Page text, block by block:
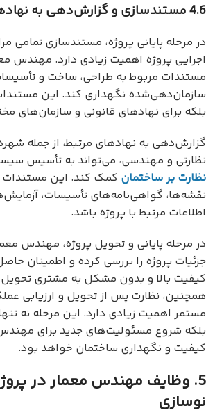
4.6 مستندسازی و گزارش‌دهی به نهادهای مرتبط
در مرحله پایانی پروژه، مستندسازی تمامی
اجرایی پروژه اهمیت زیادی دارد. مهندس
مستندات مربوط به طراحی، ساخت و
سازمان‌دهی‌شده نگهداری کند. این
بلکه برای نهادهای قانونی و سازمان‌های
گزارش‌دهی به نهادهای مرتبط، از جمله
نظارتی و مهندسی، می‌تواند به تأسیس
نظارت بر ساختمان کمک کند. این
نقشه‌ها، گواهی‌نامه‌های تأسیسات،
اطلاعات مرتبط با پروژه باشد.
در مرحله پایانی و تحویل پروژه، مهندس
جزئیات پروژه را بررسی کرده و اطمینان
کیفیت بالا و بدون مشکل به مشتری
همچنین، نظارت پس از تحویل و ارزیابی
مستمر اهمیت زیادی دارد. این مرحله نه
بلکه شروع مسئولیت‌های جدید برای مهندس
کیفیت و نگهداری ساختمان خواهد بود.
5. وظایف مهندس معمار در
نوسازی